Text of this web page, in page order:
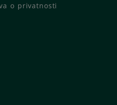
o privatnosti